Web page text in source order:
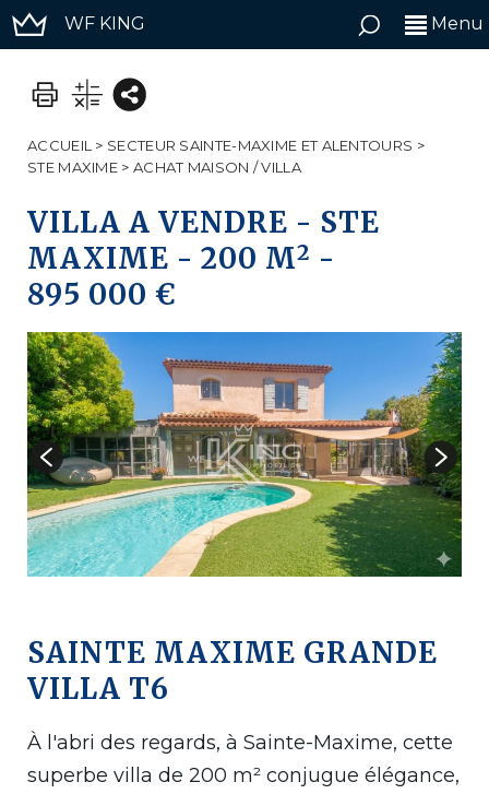
WF KING Menu
ACCUEIL > SECTEUR SAINTE-MAXIME ET ALENTOURS >
STE MAXIME > ACHAT MAISON / VILLA
VILLA A VENDRE - STE
MAXIME - 200 M2 -
895 000 €
SAINTE MAXIME GRANDE
VILLA T6
À l'abri des regards, à Sainte-Maxime, cette
superbe villa de 200 m² conjugue élégance,